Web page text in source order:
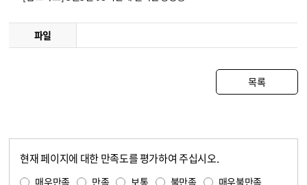
파일
목록
현재 페이지에 대한 만족도를 평가하여 주십시오.
매우만족 만족 보통 불만족 매우불만족